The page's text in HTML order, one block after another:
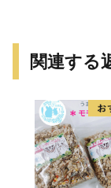
関連する